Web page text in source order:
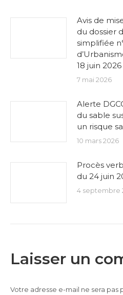
Avis de
du dossier
simplifiée
18 juin 2026
7 mai 2026
Alerte
du sable
un risque
10 mars 2026
Procès
du 24 juin
4 septembre
Laisser un
Votre adresse e-mail ne sera pas